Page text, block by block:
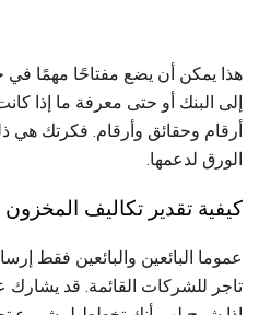
هذا يمكن أن يضع مفتاحًا مهمًا
إلى البنك أو حتى معرفة ما إذا
أرقام وحقائق وأرقام. فكرتك هي
الورق لدعمها.
كيفية تقدير تكاليف المخزون
عموما البائعين والبائعين فقط
تاجر للشركات القائمة. قد